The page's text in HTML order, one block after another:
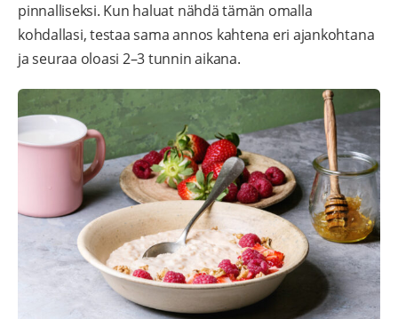
pinnalliseksi. Kun haluat nähdä tämän omalla
kohdallasi, testaa sama annos kahtena eri ajankohtana
ja seuraa oloasi 2–3 tunnin aikana.